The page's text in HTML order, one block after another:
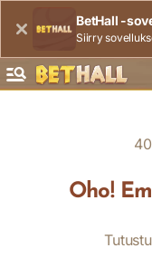
BetHall -
Siirry
Oho!